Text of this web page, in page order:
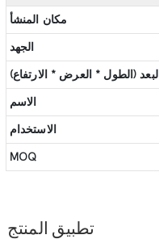
مكان المنشأ
الجهد
البعد (الطول * العرض * الارتفاع)
الاسم
الاستخدام
MOQ
تطبيق المنتج